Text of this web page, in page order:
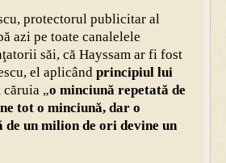
protectorul publicitar al
azi pe toate canalelele
săi, că Hayssam ar fi fost
el aplicând principiul lui
„o minciună repetată de
tot o minciună, dar o
un milion de ori devine un